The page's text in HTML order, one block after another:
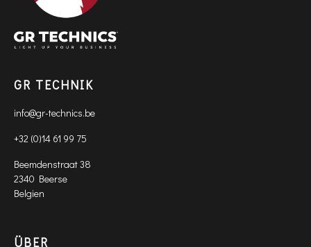
GR TECHNIK
info@gr-technics.be
+32 (0)14 61 99 75
Beemdenstraat 38
2340 Beerse
Belgien
ÜBER